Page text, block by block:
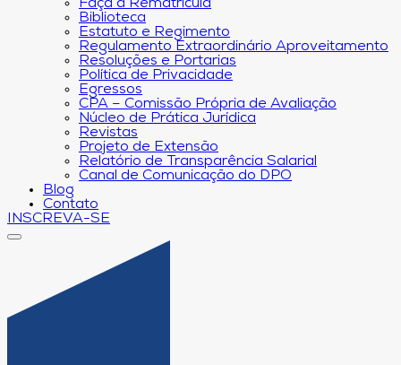
Faça a Rematrícula
Biblioteca
Estatuto e Regimento
Regulamento Extraordinário Aproveitamento
Resoluções e Portarias
Política de Privacidade
Egressos
CPA – Comissão Própria de Avaliação
Núcleo de Prática Jurídica
Revistas
Projeto de Extensão
Relatório de Transparência Salarial
Canal de Comunicação do DPO
Blog
Contato
INSCREVA-SE